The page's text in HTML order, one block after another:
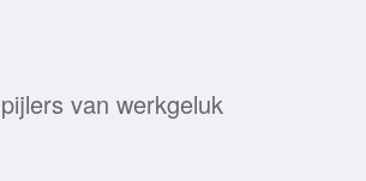
van werkgeluk